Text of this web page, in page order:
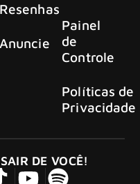
Resenhas
Anuncie
Painel
de
Controle
Políticas de
Privacidade
DE VOCÊ!